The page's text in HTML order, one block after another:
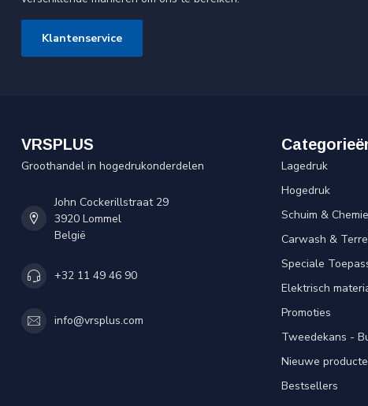
Klantenservice
VRSPLUS
Groothandel in hogedrukonderdelen
John Cockerillstraat 29
3920 Lommel
België
+32 11 49 46 90
info@vrsplus.com
Lagedruk
Hogedruk
Schuim & Chemie
Carwash &
Speciale
Elektrisch
Promoties
Tweedekans -
Nieuwe
Bestsellers